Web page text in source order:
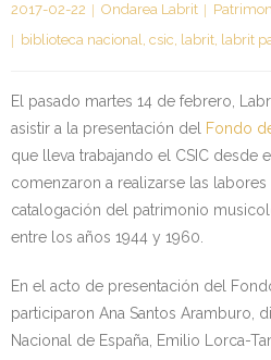
Kontaktua | Contacto
2017-02-22 Ondarea Labrit
biblioteca nacional, csic, labrit, labrit
El pasado martes 14 de febrero,
asistir a la presentación del
Fondo
que lleva trabajando el CSIC desde
comenzaron a realizarse las
catalogación del patrimonio
entre los años 1944 y 1960.
En el acto de presentación del
participaron Ana Santos Aramburo,
Nacional de España, Emilio Lorca-